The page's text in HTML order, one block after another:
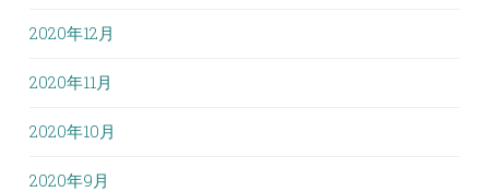
2020年12月
2020年11月
2020年10月
2020年9月